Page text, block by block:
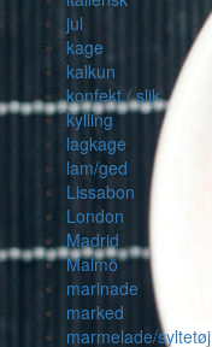
jul
kage
kalkun
konfekt / slik
kylling
lagkage
lam/ged
Lissabon
London
Madrid
Malmö
marinade
marked
marmelade/syltetøj